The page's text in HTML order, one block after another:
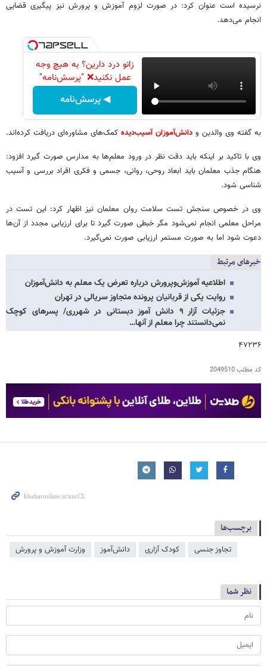
نرسیده است عنوان کرد: در صورت لزوم آموزش و پرورش نیز پیگیری قضایی
انجام می‌دهد.
زانو درد دارین؟ به هیچ وجه
عمل نکنید❌ "پرسش‌نامه"
◀ پرسش‌نامه
به گفته وی والدین و دانش‌آموزان آسیب‌دیده کمک‌های مشاوره‌ای دریافت کرده‌اند.
وی با تاکید بر اینکه باید دقت نظر در ورود معلم‌ها به مدارس صورت گیرد افزود:
هنگام جذب معلمان باید ابعاد روحی، روانی، جسمی و فکری افراد بررسی و آسیب
شناسی شود.
وی در خصوص سنجش تست سلامت روان معلمان نیز اظهار کرد: این تست در
مراحل معلمی انجام نمی‌شود مگر خبطی صورت گیرد تا برای ارزیابی مجدد از آن‌ها
دعوت شود اما به صورت مستمر ارزیابی صورت نمی‌گیرد.
خبرهای مرتبط
اطلاعیه آموزش‌وپرورش درباره تعرض یک معلم به دانش‌آموزان
روایت یکی از قربانیان پرونده متجاوز سریالی در تهران
جزئیات آزار ۹ دانش آموز دبستانی در شهرری/ پسرهای کوچک
نمی‌دانستند چرا معلم از آنها…
۴۷۲۳۶
کد مطلب2049510
برچسب‌ها
تجاوز جنسی کودک آزاری دانش‌آموز وزارت آموزش و پرورش
نظر شما